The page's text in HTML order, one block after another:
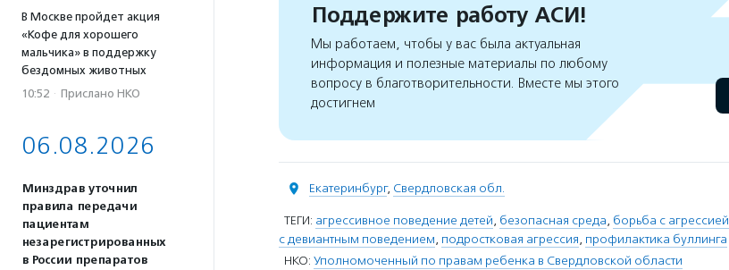
В Москве пройдет акция
«Кофе для хорошего
мальчика» в поддержку
бездомных животных
10:52 · Прислано НКО
06.08.2026
Минздрав уточнил
правила передачи
пациентам
незарегистрированных
в России препаратов
Поддержите работу АСИ!
Мы работаем, чтобы у вас была актуальная
информация и полезные материалы по любому
вопросу в благотворительности. Вместе мы этого
достигнем
Екатеринбург, Свердловская обл.
ТЕГИ: агрессивное поведение детей, безопасная среда, борьба с агрессией
с девиантным поведением, подростковая агрессия, профилактика буллинга
НКО: Уполномоченный по правам ребенка в Свердловской области